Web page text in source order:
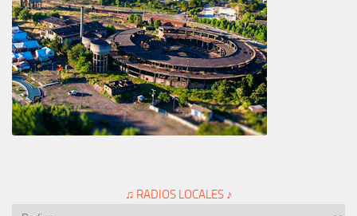
♫ RADIOS LOCALES ♪